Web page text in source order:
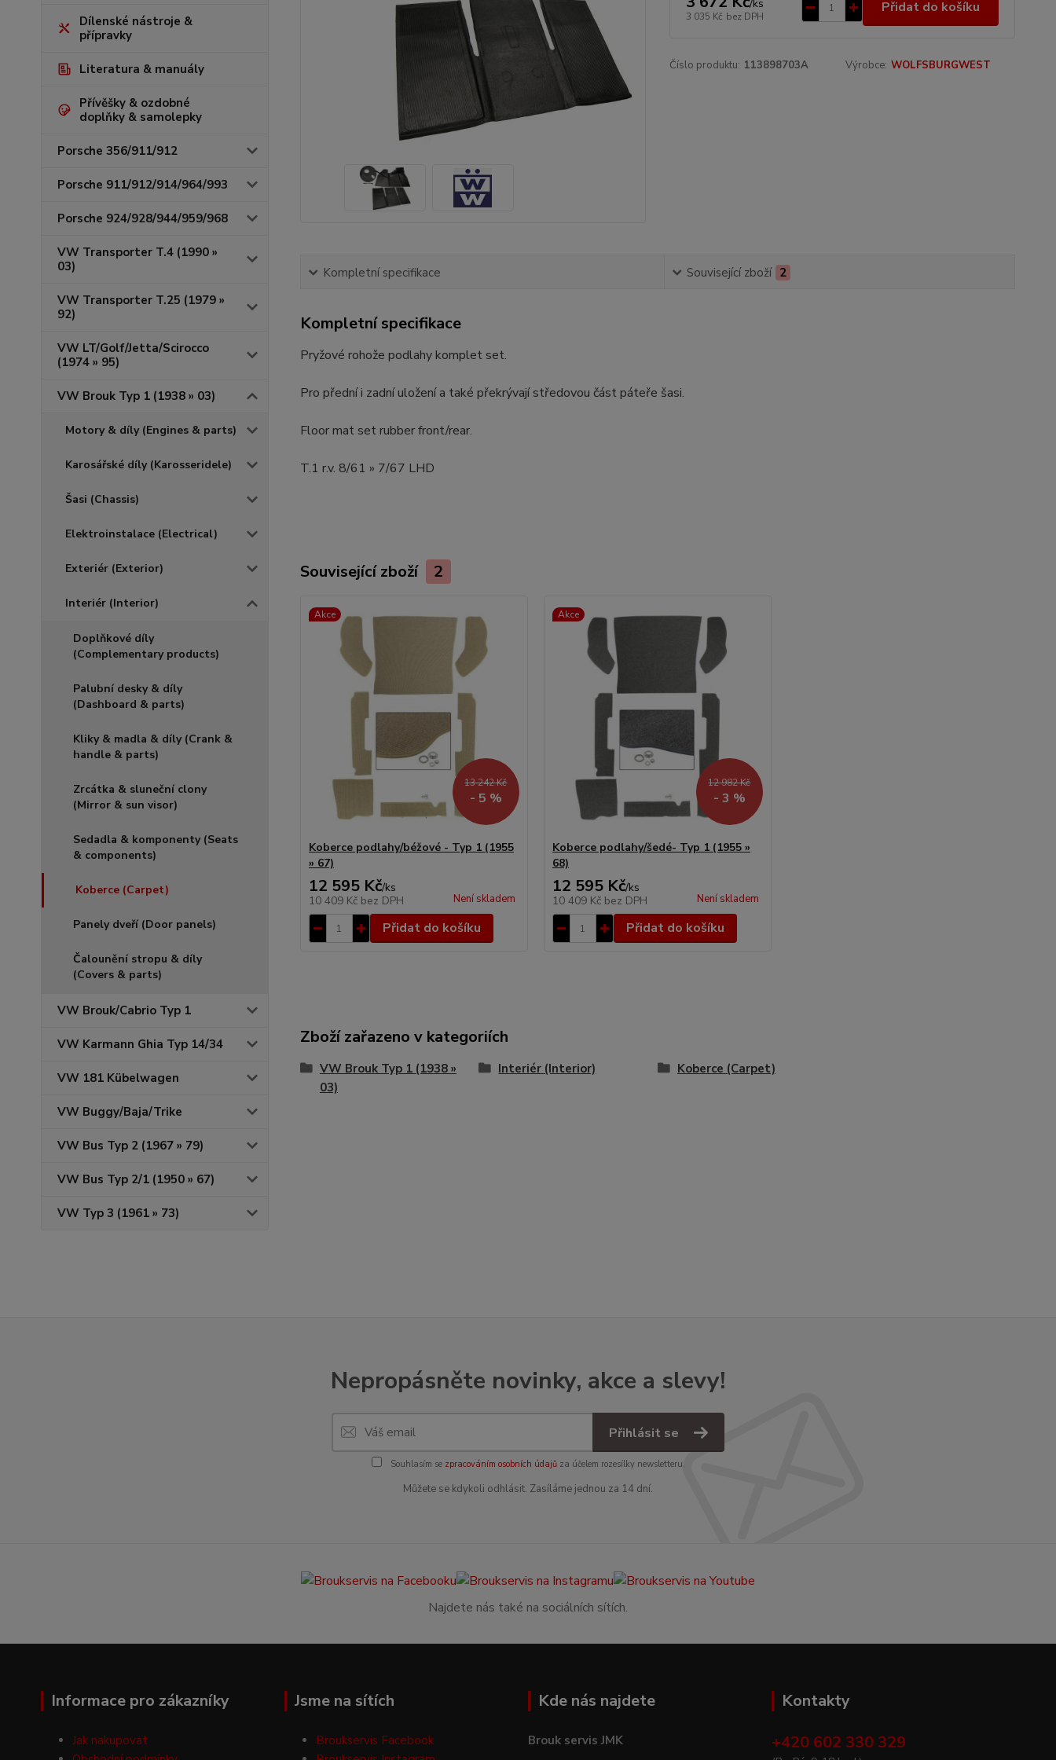
Dílenské nástroje &
přípravky
Literatura & manuály
Přívěšky & ozdobné
doplňky & samolepky
Porsche 356/911/912
Porsche 911/912/914/964/993
Porsche 924/928/944/959/968
VW Transporter T.4 (1990 »
03)
VW Transporter T.25 (1979 »
92)
VW LT/Golf/Jetta/Scirocco
(1974 » 95)
VW Brouk Typ 1 (1938 » 03)
Motory & díly (Engines & parts)
Karosářské díly (Karosseridele)
Šasi (Chassis)
Elektroinstalace (Electrical)
Exteriér (Exterior)
Interiér (Interior)
Doplňkové díly
(Complementary products)
Palubní desky & díly
(Dashboard & parts)
Kliky & madla & díly (Crank &
handle & parts)
Zrcátka & sluneční clony
(Mirror & sun visor)
Sedadla & komponenty (Seats
& components)
Koberce (Carpet)
Panely dveří (Door panels)
Čalounění stropu & díly
(Covers & parts)
VW Brouk/Cabrio Typ 1
VW Karmann Ghia Typ 14/34
VW 181 Kübelwagen
VW Buggy/Baja/Trike
VW Bus Typ 2 (1967 » 79)
VW Bus Typ 2/1 (1950 » 67)
VW Typ 3 (1961 » 73)
/ks
3 035 Kč bez DPH
Přidat do košíku
Číslo produktu: 113898703A Výrobce: WOLFSBURGWEST
Kompletní specifikace Související zboží 2
Kompletní specifikace
Pryžové rohože podlahy komplet set.
Pro přední i zadní uložení a také překrývají středovou část páteře šasi.
Floor mat set rubber front/rear.
T.1 r.v. 8/61 » 7/67 LHD
Související zboží 2
Akce
13 242 Kč
- 5 %
Koberce podlahy/béžové - Typ 1 (1955
» 67)
12 595 Kč/ks
10 409 Kč bez DPH Není skladem
Přidat do košíku
Akce
12 982 Kč
- 3 %
Koberce podlahy/šedé- Typ 1 (1955 »
68)
12 595 Kč/ks
10 409 Kč bez DPH Není skladem
Přidat do košíku
Zboží zařazeno v kategoriích
VW Brouk Typ 1 (1938 »
03)
Interiér (Interior) Koberce (Carpet)
Nepropásněte novinky, akce a slevy!
Přihlásit se
Souhlasím se zpracováním osobních údajůza účelem rozesílky newsletteru.
Můžete se kdykoli odhlásit. Zasíláme jednou za 14 dní.
Najdete nás také na sociálních sítích.
Informace pro zákazníky
Jak nakupovat
Jsme na sítích
Broukservis Facebook
Kde nás najdete
Brouk servis JMK
Kontakty
+420 602 330 329